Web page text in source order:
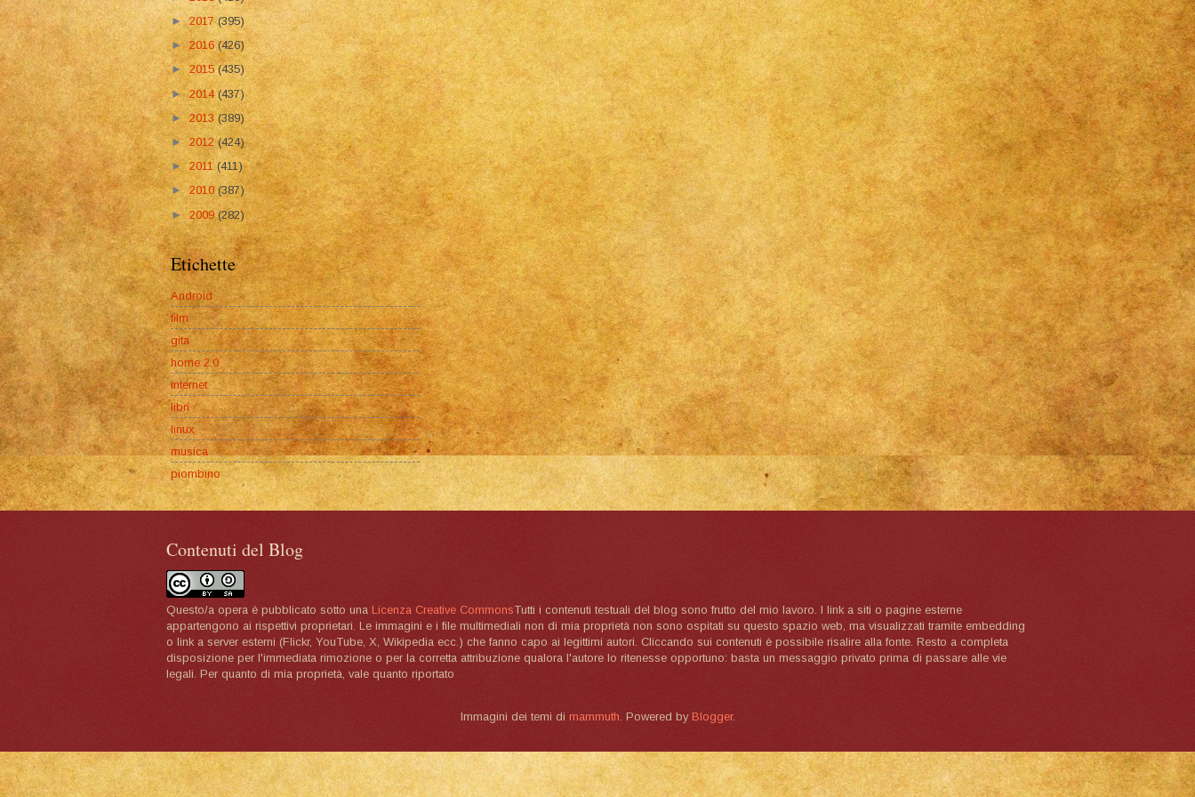
►2017(395)
►2016(426)
►2015(435)
►2014(437)
►2013(389)
►2012(424)
►2011 (411)
►2010 (387)
►2009(282)
Etichette
Android
film
gita
home 2.0
internet
libri
linux
musica
piombino
Contenuti del Blog
Questo/a opera è pubblicato sotto una Licenza Creative CommonsTutti i contenuti testuali del blog sono frutto del mio lavoro. I link a siti o pagine esterne
appartengono ai rispettivi proprietari. Le immagini e i file multimediali non di mia proprietà non sono ospitati su questo spazio web, ma visualizzati tramite embedding
o link a server esterni (Flickr, YouTube, X, Wikipedia ecc.) che fanno capo ai legittimi autori. Cliccando sui contenuti è possibile risalire alla fonte. Resto a completa
disposizione per l'immediata rimozione o per la corretta attribuzione qualora l'autore lo ritenesse opportuno: basta un messaggio privato prima di passare alle vie
legali. Per quanto di mia proprietà, vale quanto riportato
Immagini dei temi di mammuth. Powered by Blogger.